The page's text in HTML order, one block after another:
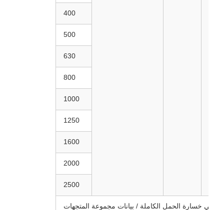
400
500
630
800
1000
1250
1600
2000
2500